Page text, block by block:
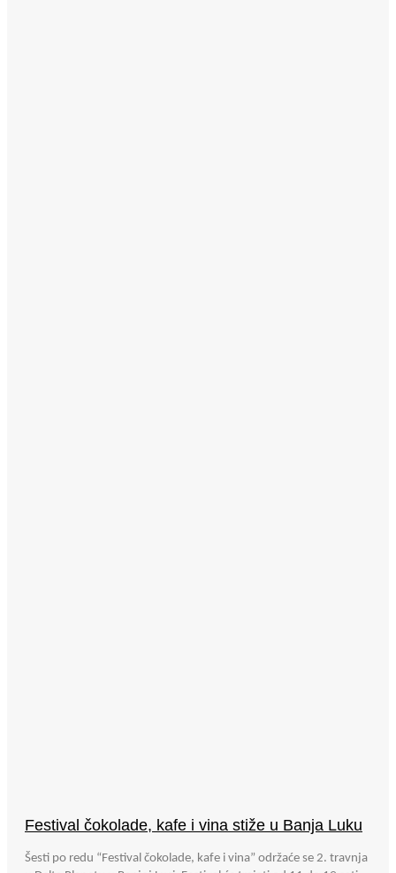
Festival čokolade, kafe i vina stiže u Banja Luku
Šesti po redu “Festival čokolade, kafe i vina” održaće se 2. travnja